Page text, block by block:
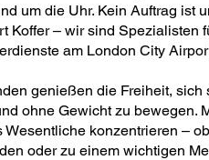
um die Uhr. Kein Auftrag ist
Koffer – wir sind Spezialisten
am London City
genießen die Freiheit, sich
ohne Gewicht zu bewegen.
Wesentliche konzentrieren –
oder zu einem wichtigen